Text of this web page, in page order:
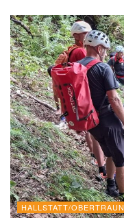
HALLSTATT/OBERTRAUN